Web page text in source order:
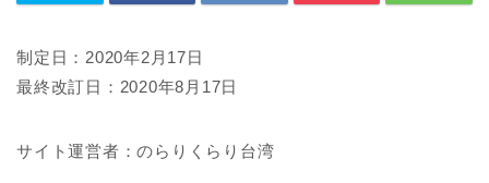
制定日：2020年2月17日
最終改訂日：2020年8月17日
サイト運営者：のらりくらり台湾